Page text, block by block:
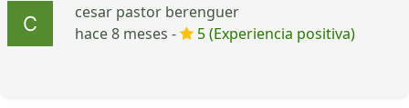
cesar pastor berenguer
hace 8 meses -
5 (Experiencia positiva)